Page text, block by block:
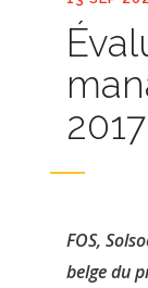
FOS,
belge du